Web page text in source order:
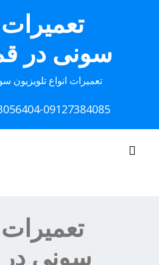
سونی در
تعمیرات انواع
09127384085
Toggle navigation